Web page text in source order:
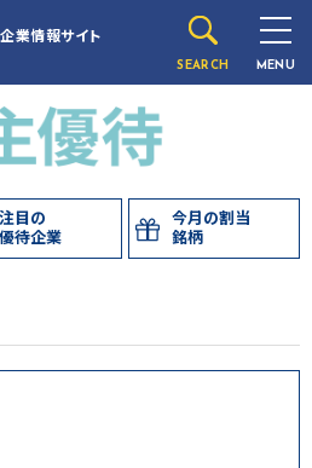
企業情報サイト
SEARCH MENU
注目の
優待企業
今月の割当
銘柄